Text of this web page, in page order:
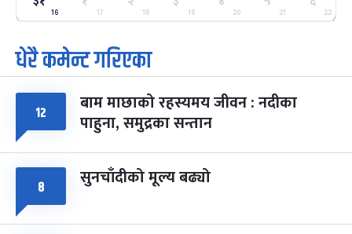
मंगल फाल्गुन २५, २०८३ Mar 9, 2027
७
आइत
पूर्णिमा व्रत
चैत्र ७, २०८३-Mar 21, 2027
८ फागुपूर्णिमा
चैत्र ८, २०८३-Mar 22, 2027
७ महिना बाँकी
16 17 18 19 20 21 22
धेरै कमेन्ट गरिएका
१२ बाम माछाको रहस्यमय जीवन : नदीका
पाहुना, समुद्रका सन्तान
८ सुनचाँदीको मूल्य बढ्यो